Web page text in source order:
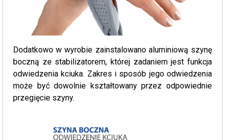
Dodatkowo w wyrobie zainstalowano aluminiową szynę
boczną ze stabilizatorem, której zadaniem jest funkcja
odwiedzenia kciuka. Zakres i sposób jego odwiedzenia
może być dowolnie kształtowany przez odpowiednie
przegięcie szyny.